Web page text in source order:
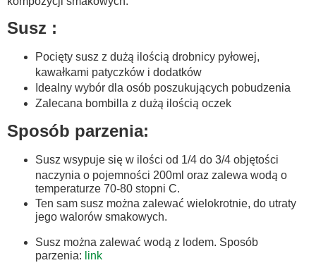
Susz :
Pocięty susz z dużą ilością drobnicy pyłowej,
kawałkami patyczków i dodatków
Idealny wybór dla osób poszukujących pobudzenia
Zalecana bombilla z dużą ilością oczek
Sposób parzenia:
Susz wsypuje się w ilości od 1/4 do 3/4 objętości
naczynia o pojemności 200ml oraz zalewa wodą o
temperaturze 70-80 stopni C.
Ten sam susz można zalewać wielokrotnie, do utraty
jego walorów smakowych.
Susz można zalewać wodą z lodem. Sposób
parzenia: link